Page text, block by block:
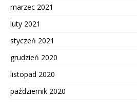
marzec 2021
luty 2021
styczeń 2021
grudzień 2020
listopad 2020
październik 2020